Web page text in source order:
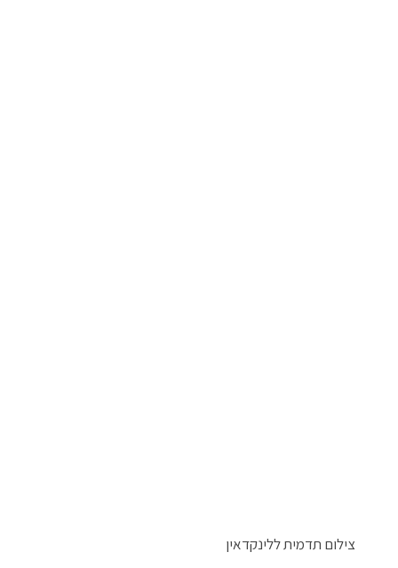
צילום תדמית ללינקדאין